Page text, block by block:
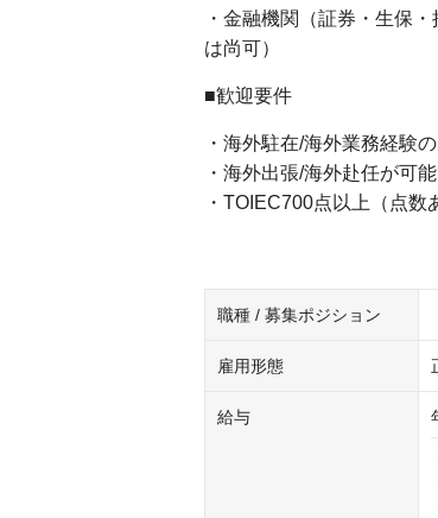
・金融機関（証券・生保
は尚可）
■歓迎要件
・海外駐在/海外業務経験
・海外出張/海外赴任が可
・TOIEC700点以上（点数
職種 / 募集ポジション
雇用形態
給与